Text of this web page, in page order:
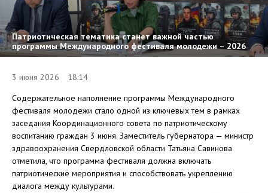
Патриотическая тематика станет важной частью
программы Международного фестиваля молодежи – 2026
3 июня 2026 18:14
Содержательное наполнение программы Международного
фестиваля молодежи стало одной из ключевых тем в рамках
заседания Координационного совета по патриотическому
воспитанию граждан 3 июня. Заместитель губернатора — министр
здравоохранения Свердловской области Татьяна Савинова
отметила, что программа фестиваля должна включать
патриотические мероприятия и способствовать укреплению
диалога между культурами.